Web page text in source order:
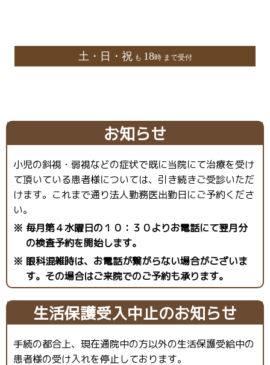
土・日・祝も 18時 まで受付
お知らせ
小児の斜視・弱視などの症状で既に当院にて治療を受け
て頂いている患者様については、引き続きご受診いただ
けます。これまで通り法人勤務医出勤日にご予約くださ
い。
※ 毎月第４水曜日の１０：３０よりお電話にて翌月分
の検査予約を開始します。
※ 眼科混雑時は、お電話が繋がらない場合がございま
す。その場合はご来院でのご予約も承ります。
生活保護受入中止のお知らせ
手続の都合上、現在通院中の方以外の生活保護受給中の
患者様の受け入れを停止しております。